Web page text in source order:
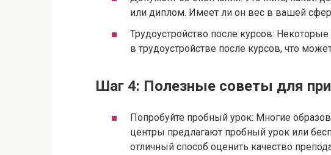
или диплом. Имеет ли он вес в вашей
Трудоустройство после курсов:
в трудоустройстве после курсов, что
Шаг 4: Полезные советы для
Попробуйте пробный урок: Многие
центры предлагают пробный урок или
отличный способ оценить качество